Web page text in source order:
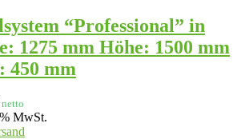
“Professional” in
1275 mm Höhe: 1500 mm
450 mm
netto
MwSt.